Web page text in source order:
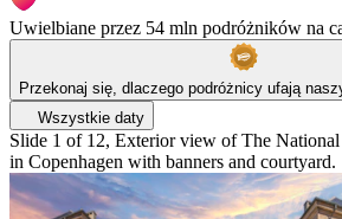
Uwielbiane przez 54 mln podróżników na
Przekonaj się, dlaczego podróżnicy ufają
Wszystkie daty
Slide 1 of 12, Exterior view of The
in Copenhagen with banners and courtyard.